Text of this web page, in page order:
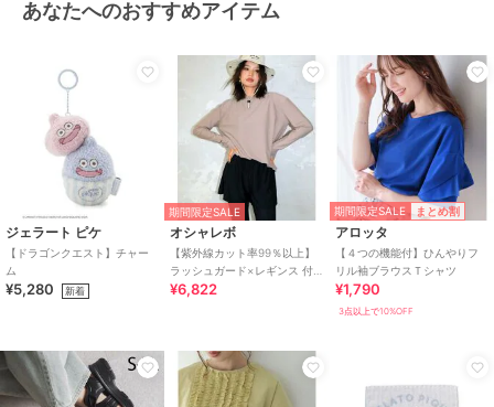
あなたへのおすすめアイテム
ジェラート ピケ
【ドラゴンクエスト】チャー
ム
¥5,280 新着
期間限定SALE
オシャレボ
【紫外線カット率99％以上】
ラッシュガード×レギンス 付
き タンキニ
¥6,822
期間限定SALE まとめ割
アロッタ
【４つの機能付】ひんやりフ
リル袖ブラウスＴシャツ
¥1,790
3点以上で10%OFF